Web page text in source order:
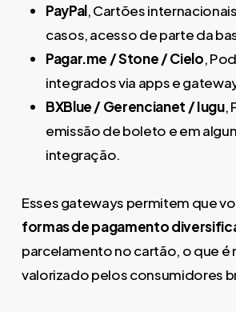
PayPal, Cartões
casos, acesso de parte da
Pagar.me / Stone / Cielo,
integrados via apps e
BXBlue / Gerencianet / Iugu,
emissão de boleto e em
integração.
Esses gateways permitem que
formas de pagamento
parcelamento no cartão, o que é
valorizado pelos consumidores